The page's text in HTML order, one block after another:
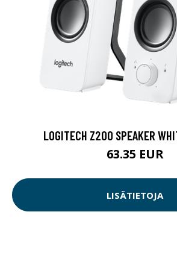
LOGITECH Z200 SPEAKER
63.35 EUR
LISÄTIETOJA